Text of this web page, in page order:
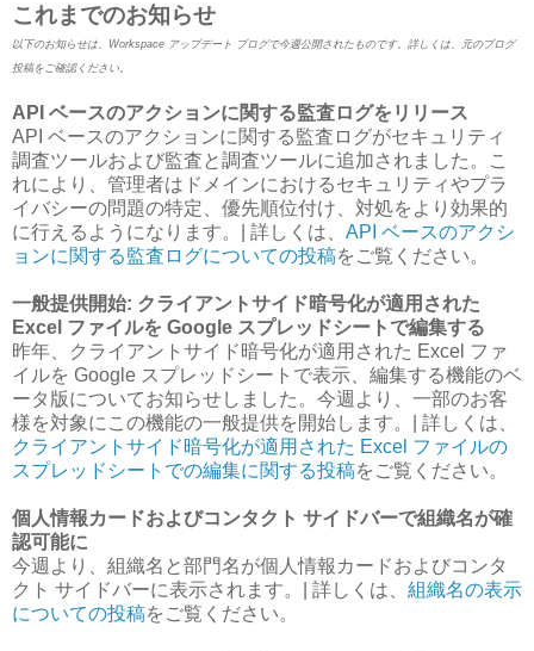
これまでのお知らせ
以下のお知らせは、Workspace アップデート ブログで今週公開されたものです。詳しくは、元のブログ
投稿をご確認ください。
API ベースのアクションに関する監査ログをリリース
API ベースのアクションに関する監査ログがセキュリティ
調査ツールおよび監査と調査ツールに追加されました。こ
れにより、管理者はドメインにおけるセキュリティやプラ
イバシーの問題の特定、優先順位付け、対処をより効果的
に行えるようになります。| 詳しくは、 API ベースのアクシ
ョンに関する監査ログについての投稿をご覧ください。
一般提供開始: クライアントサイド暗号化が適用された
Excel ファイルを Google スプレッドシートで編集する
昨年、クライアントサイド暗号化が適用された Excel ファ
イルを Google スプレッドシートで表示、編集する機能のベ
ータ版についてお知らせしました。今週より、一部のお客
様を対象にこの機能の一般提供を開始します。| 詳しくは、
クライアントサイド暗号化が適用された Excel ファイルの
スプレッドシートでの編集に関する投稿をご覧ください。
個人情報カードおよびコンタクト サイドバーで組織名が確
認可能に
今週より、組織名と部門名が個人情報カードおよびコンタ
クト サイドバーに表示されます。| 詳しくは、 組織名の表示
についての投稿をご覧ください。